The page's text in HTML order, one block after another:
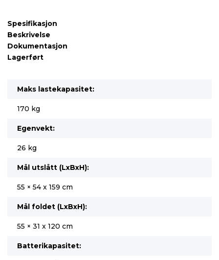
Spesifikasjon
Beskrivelse
Dokumentasjon
Lagerført
Maks lastekapasitet:
170 kg
Egenvekt:
26 kg
Mål utslått (LxBxH):
55 × 54 x 159 cm
Mål foldet (LxBxH):
55 × 31 x 120 cm
Batterikapasitet: